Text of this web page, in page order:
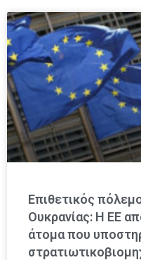
Επιθετικός
Ουκρανίας: Η ΕΕ
άτομα που